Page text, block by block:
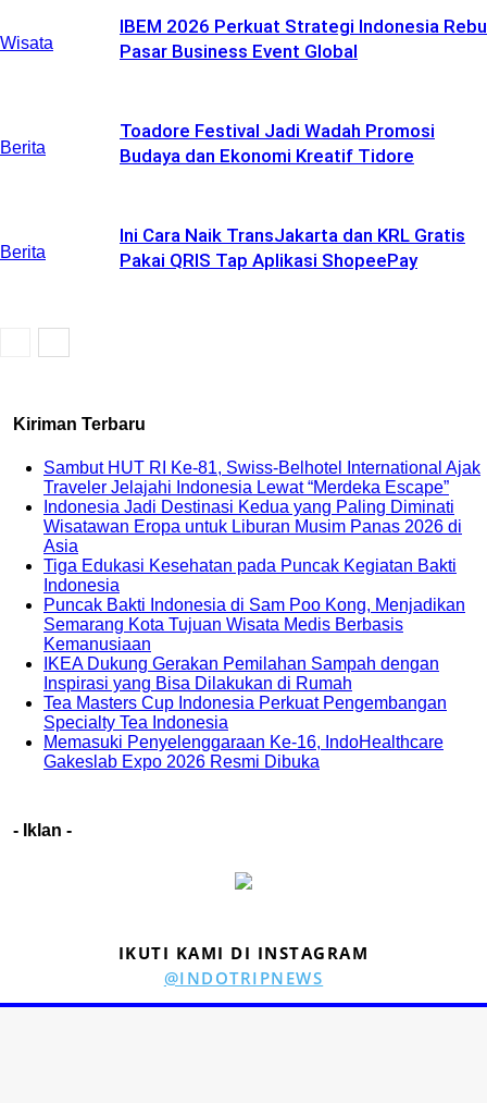
Wisata
IBEM 2026 Perkuat Strategi Indonesia
Pasar Business Event Global
Berita
Toadore Festival Jadi Wadah Promosi
Budaya dan Ekonomi Kreatif Tidore
Berita
Ini Cara Naik TransJakarta dan KRL Gratis
Pakai QRIS Tap Aplikasi ShopeePay
Kiriman Terbaru
Sambut HUT RI Ke-81, Swiss-Belhotel International Ajak
Traveler Jelajahi Indonesia Lewat “Merdeka Escape”
Indonesia Jadi Destinasi Kedua yang Paling Diminati
Wisatawan Eropa untuk Liburan Musim Panas 2026 di
Asia
Tiga Edukasi Kesehatan pada Puncak Kegiatan Bakti
Indonesia
Puncak Bakti Indonesia di Sam Poo Kong, Menjadikan
Semarang Kota Tujuan Wisata Medis Berbasis
Kemanusiaan
IKEA Dukung Gerakan Pemilahan Sampah dengan
Inspirasi yang Bisa Dilakukan di Rumah
Tea Masters Cup Indonesia Perkuat Pengembangan
Specialty Tea Indonesia
Memasuki Penyelenggaraan Ke-16, IndoHealthcare
Gakeslab Expo 2026 Resmi Dibuka
- Iklan -
IKUTI KAMI DI INSTAGRAM
@INDOTRIPNEWS